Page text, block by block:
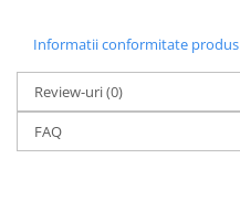
Informatii conformitate produs
Review-uri(0)
FAQ